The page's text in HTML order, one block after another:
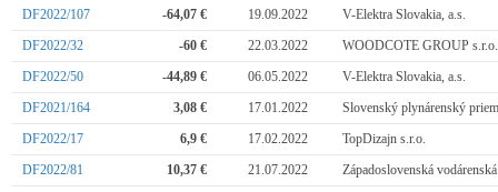
DF2022/107
-64,07 € 19.09.2022
V-Elektra Slovakia, a.s.
DF2022/32
-60 € 22.03.2022
WOODCOTE GROUP s.r.o.
DF2022/50
-44,89 € 06.05.2022
V-Elektra Slovakia, a.s.
DF2021/164
3,08 € 17.01.2022
Slovenský plynárenský
DF2022/17
6,9 € 17.02.2022
TopDizajn s.r.o.
DF2022/81
10,37 € 21.07.2022
Západoslovenská